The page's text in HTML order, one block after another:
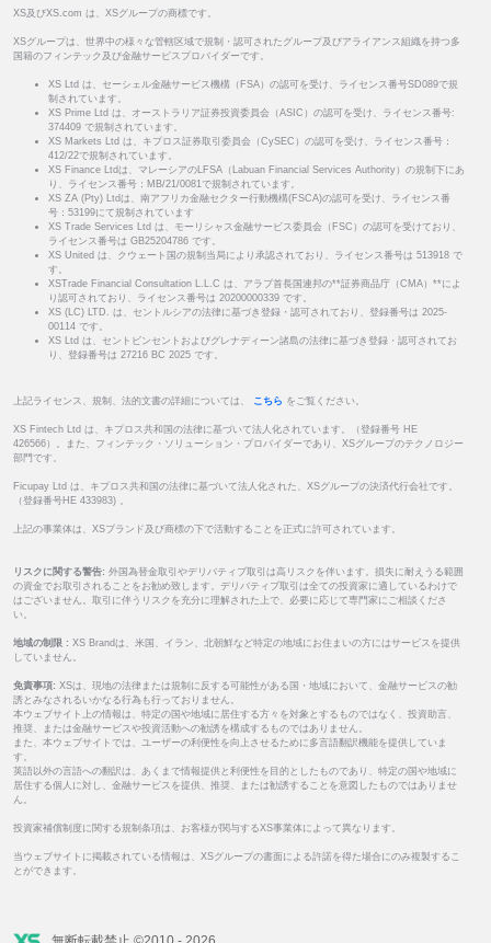
XS及びXS.com は、XSグループの商標です。
XSグループは、世界中の様々な管轄区域で規制・認可されたグループ及びアライアンス組織を持つ多
国籍のフィンテック及び金融サービスプロバイダーです。
XS Ltd は、セーシェル金融サービス機構（FSA）の認可を受け、ライセンス番号SD089で規
制されています。
XS Prime Ltd は、オーストラリア証券投資委員会（ASIC）の認可を受け、ライセンス番号:
374409 で規制されています。
XS Markets Ltd は、キプロス証券取引委員会（CySEC）の認可を受け、ライセンス番号：
412/22で規制されています。
XS Finance Ltdは、マレーシアのLFSA（Labuan Financial Services Authority）の規制下にあ
り、ライセンス番号：MB/21/0081で規制されています。
XS ZA (Pty) Ltdは、南アフリカ金融セクター行動機構(FSCA)の認可を受け、ライセンス番
号：53199にて規制されています
XS Trade Services Ltd は、モーリシャス金融サービス委員会（FSC）の認可を受けており、
ライセンス番号は GB25204786 です。
XS United は、クウェート国の規制当局により承認されており、ライセンス番号は 513918 で
す。
XSTrade Financial Consultation L.L.C は、アラブ首長国連邦の**証券商品庁（CMA）**によ
り認可されており、ライセンス番号は 20200000339 です。
XS (LC) LTD. は、セントルシアの法律に基づき登録・認可されており、登録番号は 2025-
00114 です。
XS Ltd は、セントビンセントおよびグレナディーン諸島の法律に基づき登録・認可されてお
り、登録番号は 27216 BC 2025 です。
上記ライセンス、規制、法的文書の詳細については、 こちら をご覧ください。
XS Fintech Ltd は、キプロス共和国の法律に基づいて法人化されています。（登録番号 HE
426566）。また、フィンテック・ソリューション・プロバイダーであり、XSグループのテクノロジー
部門です。
Ficupay Ltd は、キプロス共和国の法律に基づいて法人化された、XSグループの決済代行会社です。
（登録番号HE 433983) 。
上記の事業体は、XSブランド及び商標の下で活動することを正式に許可されています。
リスクに関する警告: 外国為替金取引やデリバティブ取引は高リスクを伴います。損失に耐えうる範囲
の資金でお取引されることをお勧め致します。デリバティブ取引は全ての投資家に適しているわけで
はございません。取引に伴うリスクを充分に理解された上で、必要に応じて専門家にご相談くださ
い。
地域の制限 : XS Brandは、米国、イラン、北朝鮮など特定の地域にお住まいの方にはサービスを提供
していません。
免責事項: XSは、現地の法律または規制に反する可能性がある国・地域において、金融サービスの勧
誘とみなされるいかなる行為も行っておりません。
本ウェブサイト上の情報は、特定の国や地域に居住する方々を対象とするものではなく、投資助言、
推奨、または金融サービスや投資活動への勧誘を構成するものではありません。
また、本ウェブサイトでは、ユーザーの利便性を向上させるために多言語翻訳機能を提供していま
す。
英語以外の言語への翻訳は、あくまで情報提供と利便性を目的としたものであり、特定の国や地域に
居住する個人に対し、金融サービスを提供、推奨、または勧誘することを意図したものではありませ
ん。
投資家補償制度に関する規制条項は、お客様が関与するXS事業体によって異なります。
当ウェブサイトに掲載されている情報は、XSグループの書面による許諾を得た場合にのみ複製するこ
とができます。